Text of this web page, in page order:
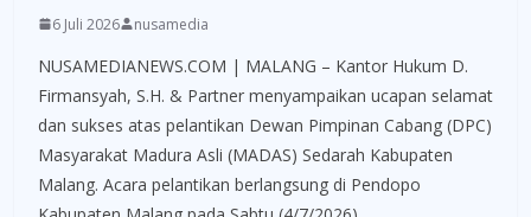
6 Juli 2026 nusamedia
NUSAMEDIANEWS.COM | MALANG – Kantor Hukum D.
Firmansyah, S.H. & Partner menyampaikan ucapan selamat
dan sukses atas pelantikan Dewan Pimpinan Cabang (DPC)
Masyarakat Madura Asli (MADAS) Sedarah Kabupaten
Malang. Acara pelantikan berlangsung di Pendopo